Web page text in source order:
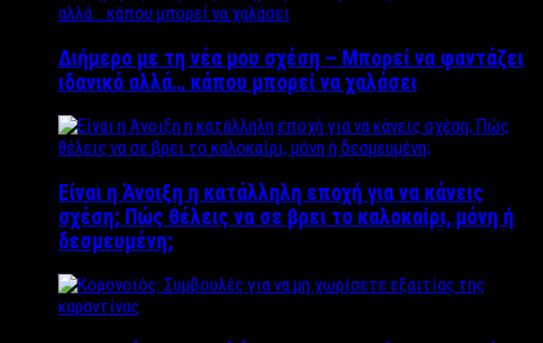
Διήμερο με τη νέα μου σχέση – Μπορεί να φαντάζει
ιδανικό αλλά… κάπου μπορεί να χαλάσει
Είναι η Άνοιξη η κατάλληλη εποχή για να κάνεις
σχέση; Πώς θέλεις να σε βρει το καλοκαίρι, μόνη ή
δεσμευμένη;